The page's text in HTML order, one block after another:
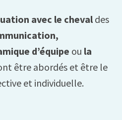
avec le cheval des
d’équipe ou la
être abordés et être le
et individuelle.